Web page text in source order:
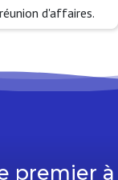
d'affaires.
premier à